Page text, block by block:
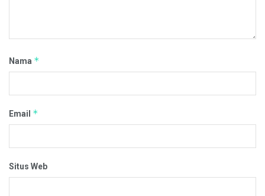
Nama *
Email *
Situs Web